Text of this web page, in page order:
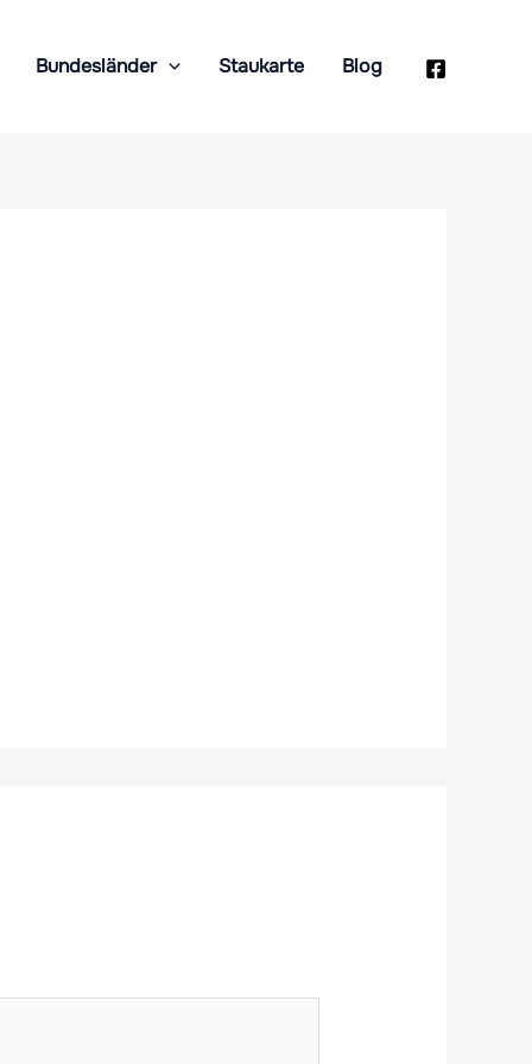
Bundesländer Staukarte Blog